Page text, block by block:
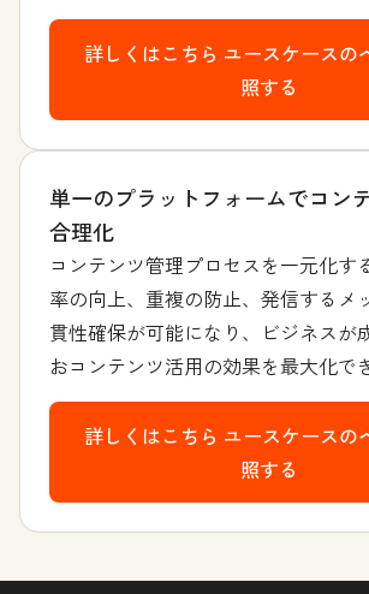
詳しくはこちら ユースケースの
照する
単一のプラットフォームでコン
合理化
コンテンツ管理プロセスを一元化す
率の向上、重複の防止、発信するメ
貫性確保が可能になり、ビジネスが
おコンテンツ活用の効果を最大化で
詳しくはこちら ユースケースの
照する